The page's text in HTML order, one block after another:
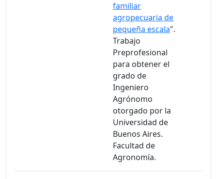
familiar
agropecuaria de
pequeña escala".
Trabajo
Preprofesional
para obtener el
grado de
Ingeniero
Agrónomo
otorgado por la
Universidad de
Buenos Aires.
Facultad de
Agronomía.